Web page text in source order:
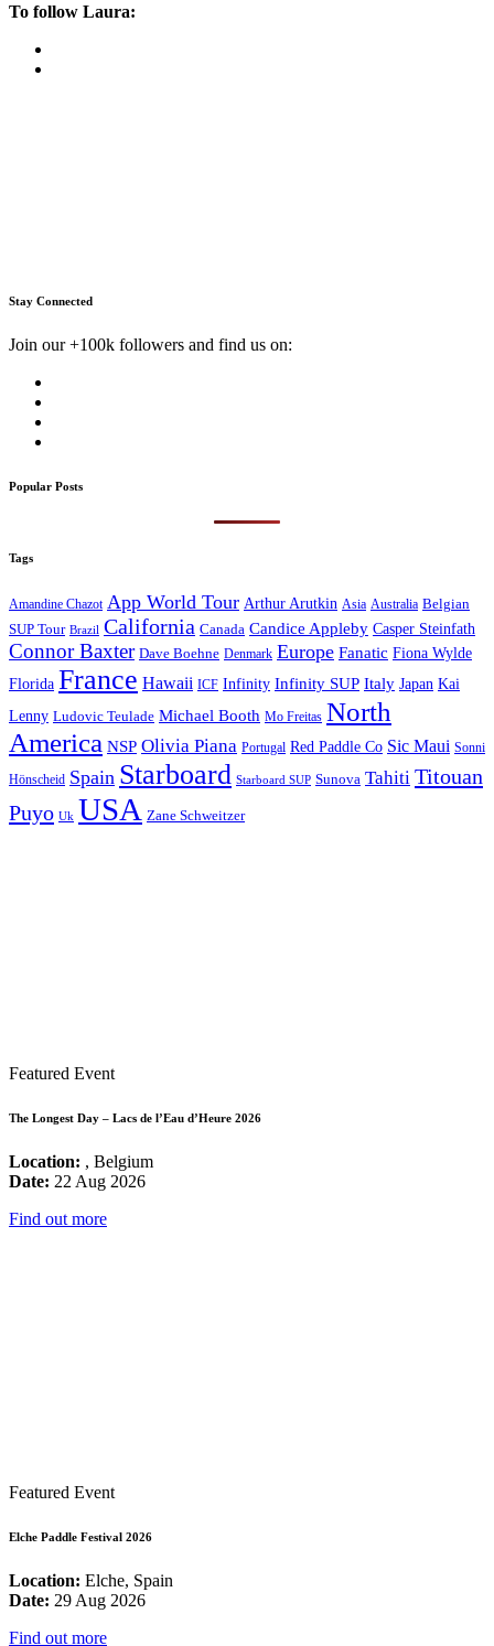
To follow Laura:
Stay Connected
Join our +100k followers and find us on:
Popular Posts
Tags
Amandine Chazot App World Tour Arthur Arutkin Asia Australia Belgian
SUP Tour Brazil California Canada Candice Appleby Casper Steinfath
Connor Baxter Dave Boehne Denmark Europe Fanatic Fiona Wylde
Florida France Hawaii ICF Infinity Infinity SUP Italy Japan Kai
Lenny Ludovic Teulade Michael Booth Mo Freitas North
America NSP Olivia Piana Portugal Red Paddle Co Sic Maui Sonni
Hönscheid Spain Starboard Starboard SUP Sunova Tahiti Titouan
Puyo Uk USA Zane Schweitzer
Featured Event
The Longest Day – Lacs de l’Eau d’Heure 2026
Location: , Belgium
Date: 22 Aug 2026
Find out more
Featured Event
Elche Paddle Festival 2026
Location: Elche, Spain
Date: 29 Aug 2026
Find out more